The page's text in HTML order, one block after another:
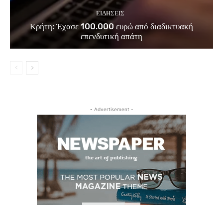
ΕΙΔΗΣΕΙΣ
Κρήτη: Έχασε 100.000 ευρώ από διαδικτυακή
επενδυτική απάτη
- Advertisement -